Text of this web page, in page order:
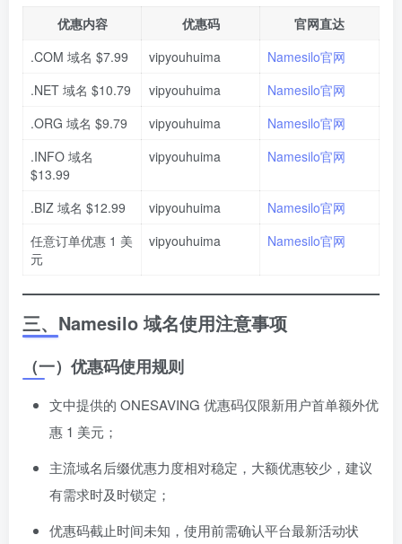
优惠内容 优惠码
官网直达
.COM 域名 $7.99
vipyouhuima
Namesilo官网
.NET 域名 $10.79
vipyouhuima
Namesilo官网
.ORG 域名 $9.79
vipyouhuima
Namesilo官网
.INFO 域名
$13.99
vipyouhuima Namesilo官网
.BIZ 域名 $12.99 vipyouhuima
Namesilo官网
任意订单优惠 1 美
元
vipyouhuima Namesilo官网
三、Namesilo 域名使用注意事项
（一）优惠码使用规则
文中提供的 ONESAVING 优惠码仅限新用户首单额外优
惠 1 美元；
主流域名后缀优惠力度相对稳定，大额优惠较少，建议
有需求时及时锁定；
优惠码截止时间未知，使用前需确认平台最新活动状